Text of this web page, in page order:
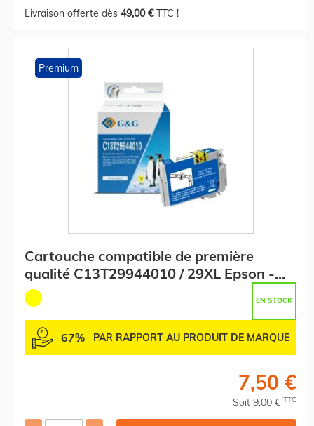
Livraison offerte dès 49,00 €TTC !
Premium
Cartouche compatible de première
qualité C13T29944010 / 29XL Epson -
jaune
EN STOCK
67% PAR RAPPORT AU PRODUIT DE MARQUE
7,50 €
Soit 9,00 € TTC